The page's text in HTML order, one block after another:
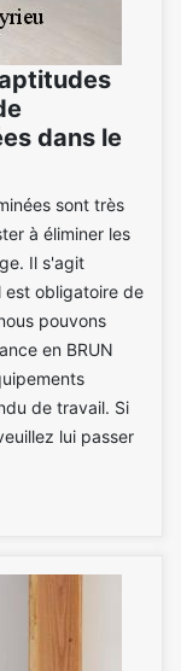
dans le
sont très
à éliminer les
Il s'agit
est obligatoire de
pouvons
en BRUN
de travail. Si
lui passer